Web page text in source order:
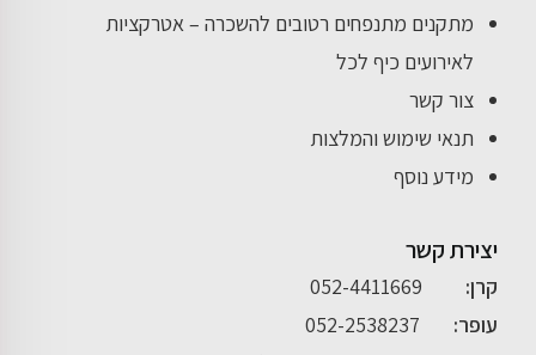
מתקנים מתנפחים רטובים להשכרה – אטרקציות
לאירועים כיף לכל
צור קשר
תנאי שימוש והמלצות
מידע נוסף
יצירת קשר
קרן:
052-4411669
עופר:
052-2538237